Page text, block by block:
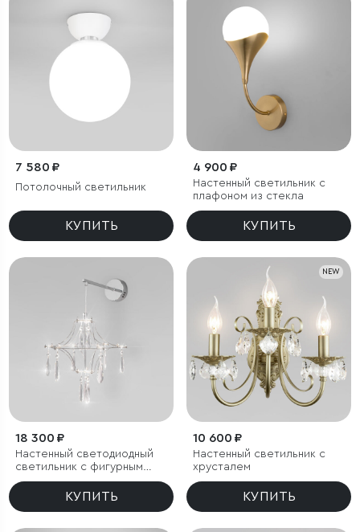
7 580 ₽
Потолочный светильник
КУПИТЬ
4 900 ₽
Настенный светильник с
плафоном из стекла
КУПИТЬ
18 300 ₽
Настенный светодиодный
светильник с фигурным
хрусталем
КУПИТЬ
NEW
10 600 ₽
Настенный светильник с
хрусталем
КУПИТЬ